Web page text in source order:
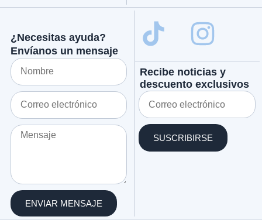
¿Necesitas ayuda?
Envíanos un mensaje
ENVIAR MENSAJE
Recibe noticias y
descuento exclusivos
SUSCRIBIRSE